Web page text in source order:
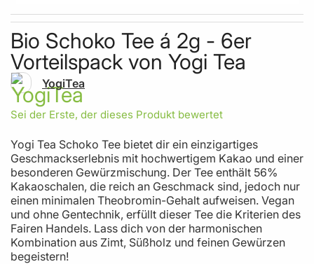
Skip to the beginning of the images gallery
Bio Schoko Tee á 2g - 6er
Vorteilspack von Yogi Tea
YogiTea
Sei der Erste, der dieses Produkt bewertet
Yogi Tea Schoko Tee bietet dir ein einzigartiges
Geschmackserlebnis mit hochwertigem Kakao und einer
besonderen Gewürzmischung. Der Tee enthält 56%
Kakaoschalen, die reich an Geschmack sind, jedoch nur
einen minimalen Theobromin-Gehalt aufweisen. Vegan
und ohne Gentechnik, erfüllt dieser Tee die Kriterien des
Fairen Handels. Lass dich von der harmonischen
Kombination aus Zimt, Süßholz und feinen Gewürzen
begeistern!